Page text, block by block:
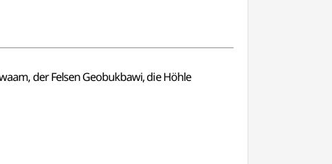
der Felsen Geobukbawi, die Höhle